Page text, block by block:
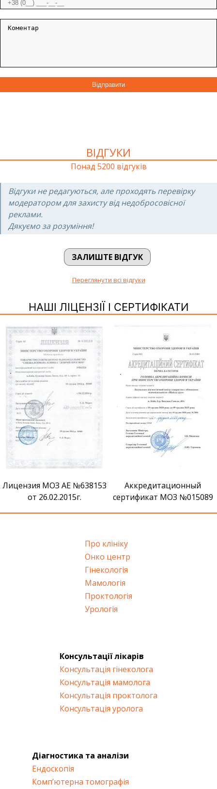
ВІДГУКИ
Понад 5200 відгуків
Відгуки не редагуються, але проходять перевірку
модератором для захисту від недобросовісної
реклами.
Дякуємо за розуміння!
ЗАЛИШТЕ ВІДГУК
Переглянути всі відгуки
НАШІ ЛІЦЕНЗІЇ І СЕРТИФІКАТИ
Лицензия МОЗ АЕ №638153
от 26.02.2015г.
Аккредитационный
сертификат МОЗ №015089
Про клініку
Онко центр
Гінекологія
Мамологія
Проктологія
Урологія
Консультації лікарів
Консультація гінеколога
Консультація мамолога
Консультація проктолога
Консультація уролога
Діагностика та аналізи
Ендоскопія
Комп’ютерна томографія